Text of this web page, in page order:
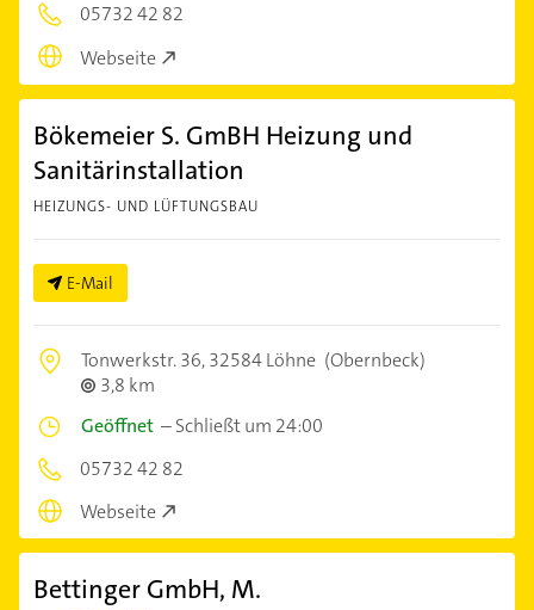
05732 42 82
Webseite
Bökemeier S. GmBH Heizung und
Sanitärinstallation
HEIZUNGS- UND LÜFTUNGSBAU
E-Mail
Tonwerkstr. 36,32584 Löhne (Obernbeck)
3,8 km
Geöffnet –Schließt um 24:00
05732 42 82
Webseite
Bettinger GmbH, M.